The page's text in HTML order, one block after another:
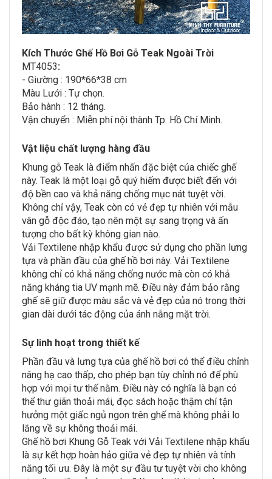
Kích Thước Ghế Hồ Bơi Gỗ Teak Ngoài Trời
MT4053:
- Giường : 190*66*38 cm
Màu Lưới : Tự chọn.
Bảo hành : 12 tháng.
Vận chuyển : Miễn​ p​hí nội thành​ Tp. Hồ Chí Minh.
Vật liệu chất lượng hàng đầu
Khung gỗ Teak là điểm nhấn đặc biệt của chiếc ghế
này. Teak là một loại gỗ quý hiếm được biết đến với
độ bền cao và khả năng chống mục nát tuyệt vời.
Không chỉ vậy, Teak còn có vẻ đẹp tự nhiên với mẫu
vân gỗ độc đáo, tạo nên một sự sang trọng và ấn
tượng cho bất kỳ không gian nào.
Vải Textilene nhập khẩu được sử dụng cho phần lưng
tựa và phần đầu của ghế hồ bơi này. Vải Textilene
không chỉ có khả năng chống nước mà còn có khả
năng kháng tia UV mạnh mẽ. Điều này đảm bảo rằng
ghế sẽ giữ được màu sắc và vẻ đẹp của nó trong thời
gian dài dưới tác động của ánh nắng mặt trời.
Sự linh hoạt trong thiết kế
Phần đầu và lưng tựa của ghế hồ bơi có thể điều chỉnh
nâng hạ cao thấp, cho phép bạn tùy chỉnh nó để phù
hợp với mọi tư thế nằm. Điều này có nghĩa là bạn có
thể thư giãn thoải mái, đọc sách hoặc thậm chí tận
hưởng một giấc ngủ ngon trên ghế mà không phải lo
lắng về sự không thoải mái.
Ghế hồ bơi Khung Gỗ Teak với Vải Textilene nhập khẩu
là sự kết hợp hoàn hảo giữa vẻ đẹp tự nhiên và tính
năng tối ưu. Đây là một sự đầu tư tuyệt vời cho không